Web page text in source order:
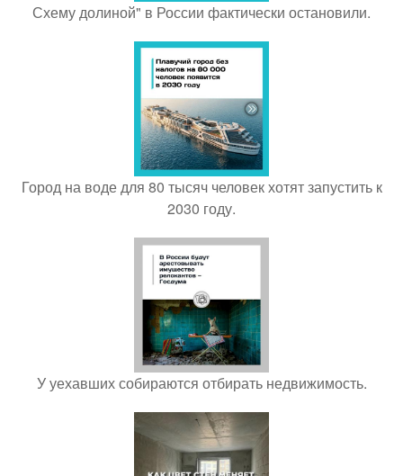
Схему долиной" в России фактически остановили.
Город на воде для 80 тысяч человек хотят запустить к
2030 году.
У уехавших собираются отбирать недвижимость.